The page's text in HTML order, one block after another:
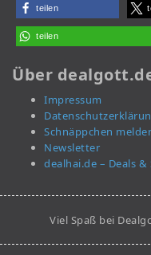
teilen
teilen
Über
Impressum
Schnäppchen
Newsletter
dealhai.de – Deals &
Viel Spaß bei